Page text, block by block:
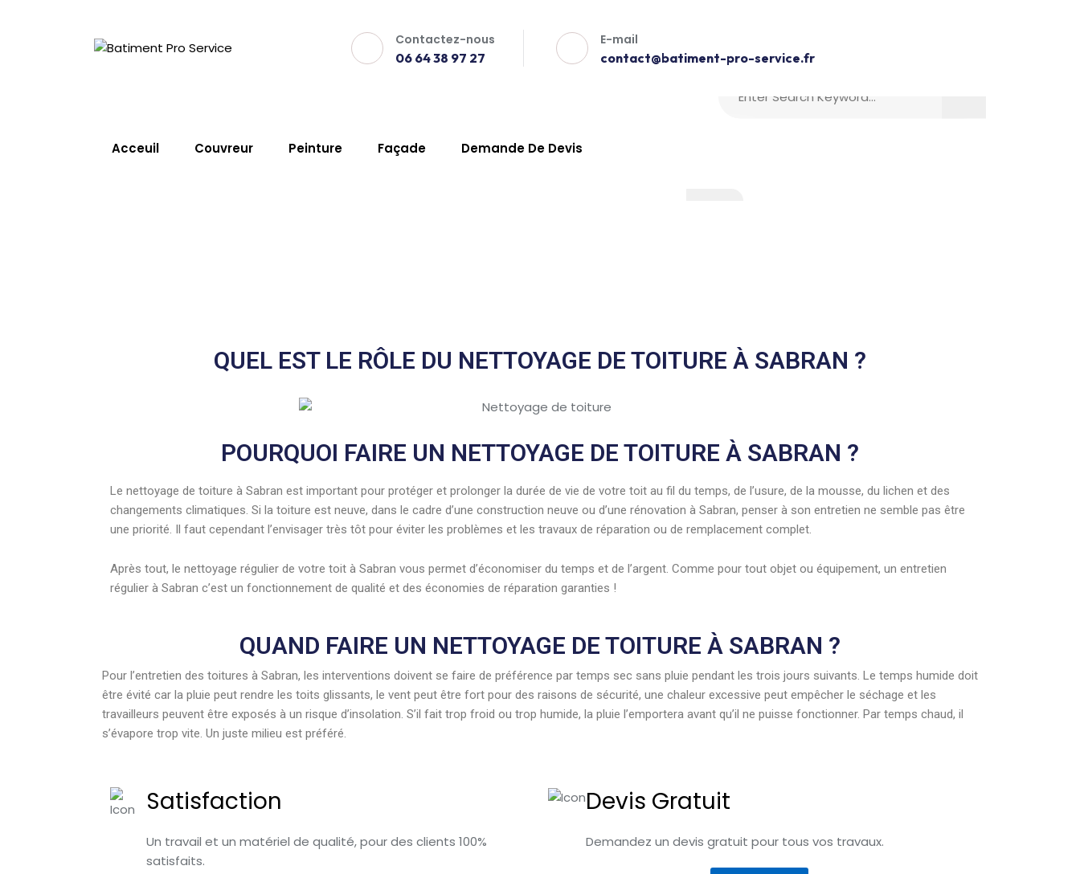
Contactez-nous
06 64 38 97 27
E-mail
contact@batiment-pro-service.fr
Acceuil Couvreur Peinture Façade Demande De Devis
QUEL EST LE RÔLE DU NETTOYAGE DE TOITURE À SABRAN ?
POURQUOI FAIRE UN NETTOYAGE DE TOITURE À SABRAN ?
Le nettoyage de toiture à Sabran est important pour protéger et prolonger la durée de vie de votre toit au fil du temps, de l’usure, de la mousse, du lichen et des
changements climatiques. Si la toiture est neuve, dans le cadre d’une construction neuve ou d’une rénovation à Sabran, penser à son entretien ne semble pas être
une priorité. Il faut cependant l’envisager très tôt pour éviter les problèmes et les travaux de réparation ou de remplacement complet.
Après tout, le nettoyage régulier de votre toit à Sabran vous permet d’économiser du temps et de l’argent. Comme pour tout objet ou équipement, un entretien
régulier à Sabran c’est un fonctionnement de qualité et des économies de réparation garanties !
QUAND FAIRE UN NETTOYAGE DE TOITURE À SABRAN ?
Pour l’entretien des toitures à Sabran, les interventions doivent se faire de préférence par temps sec sans pluie pendant les trois jours suivants. Le temps humide doit
être évité car la pluie peut rendre les toits glissants, le vent peut être fort pour des raisons de sécurité, une chaleur excessive peut empêcher le séchage et les
travailleurs peuvent être exposés à un risque d’insolation. S’il fait trop froid ou trop humide, la pluie l’emportera avant qu’il ne puisse fonctionner. Par temps chaud, il
s’évapore trop vite. Un juste milieu est préféré.
Satisfaction
Un travail et un matériel de qualité, pour des clients 100%
satisfaits.
Devis Gratuit
Demandez un devis gratuit pour tous vos travaux.